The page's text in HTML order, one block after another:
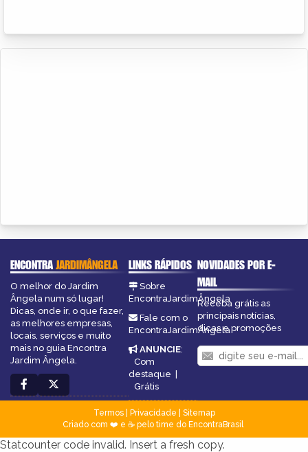
ENCONTRAJARDIMÂNGELA
O melhor do Jardim
Ângela num só lugar!
Dicas, onde ir, o que fazer,
as melhores empresas,
locais, serviços e muito
mais no guia Encontra
Jardim Ângela.
LINKS RÁPIDOS
Sobre
EncontraJardimÂngela
Fale com o
EncontraJardimÂngela
ANUNCIE:
Com
destaque |
Grátis
NOVIDADES POR E-
MAIL
Receba grátis as
principais notícias,
dicas e promoções
Termos| Privacidade
Sitemap
Criado com ❤️ e ☕ pelo time do EncontraBrasil
Statcounter code invalid. Insert a fresh copy.